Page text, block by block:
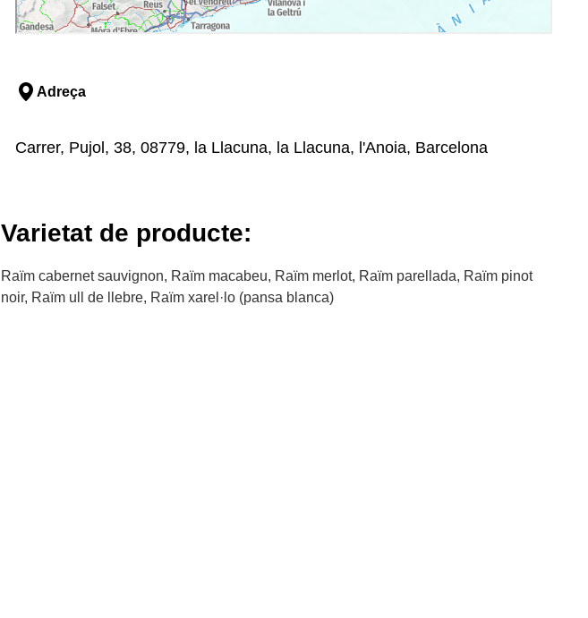
Adreça
Carrer, Pujol, 38, 08779, la Llacuna, la Llacuna, l'Anoia, Barcelona
Varietat de producte:
Raïm cabernet sauvignon, Raïm macabeu, Raïm merlot, Raïm parellada, Raïm pinot
noir, Raïm ull de llebre, Raïm xarel·lo (pansa blanca)